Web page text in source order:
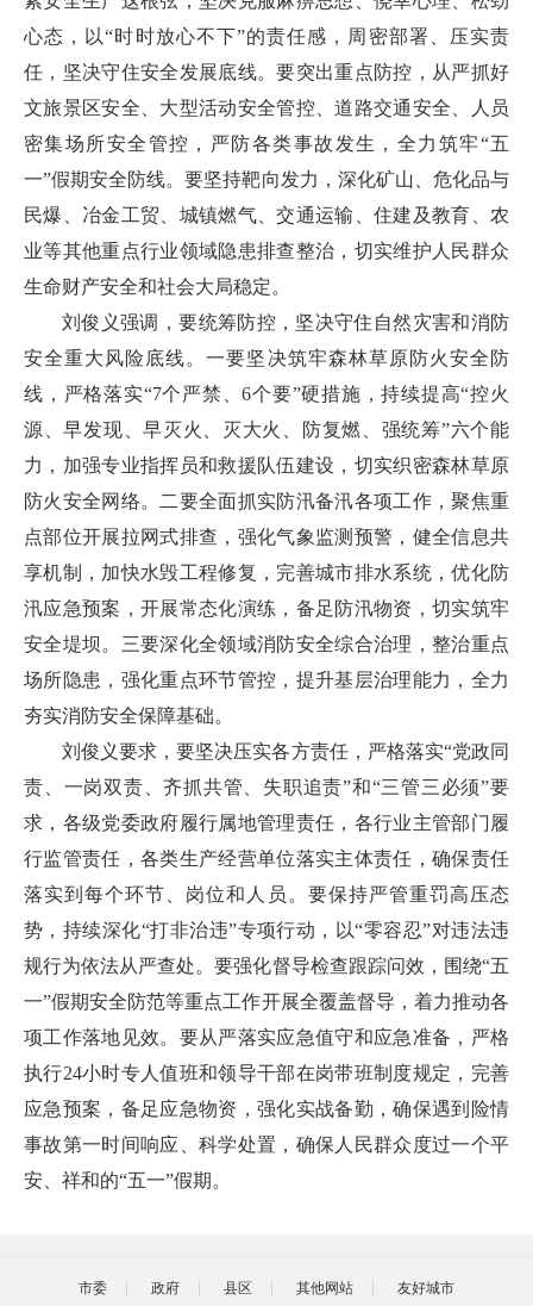
心态，以“时时放心不下”的责任感，周密部署、压实责
任，坚决守住安全发展底线。要突出重点防控，从严抓好
文旅景区安全、大型活动安全管控、道路交通安全、人员
密集场所安全管控，严防各类事故发生，全力筑牢“五
一”假期安全防线。要坚持靶向发力，深化矿山、危化品与
民爆、冶金工贸、城镇燃气、交通运输、住建及教育、农
业等其他重点行业领域隐患排查整治，切实维护人民群众
生命财产安全和社会大局稳定。
刘俊义强调，要统筹防控，坚决守住自然灾害和消防
安全重大风险底线。一要坚决筑牢森林草原防火安全防
线，严格落实“7个严禁、6个要”硬措施，持续提高“控火
源、早发现、早灭火、灭大火、防复燃、强统筹”六个能
力，加强专业指挥员和救援队伍建设，切实织密森林草原
防火安全网络。二要全面抓实防汛备汛各项工作，聚焦重
点部位开展拉网式排查，强化气象监测预警，健全信息共
享机制，加快水毁工程修复，完善城市排水系统，优化防
汛应急预案，开展常态化演练，备足防汛物资，切实筑牢
安全堤坝。三要深化全领域消防安全综合治理，整治重点
场所隐患，强化重点环节管控，提升基层治理能力，全力
夯实消防安全保障基础。
刘俊义要求，要坚决压实各方责任，严格落实“党政同
责、一岗双责、齐抓共管、失职追责”和“三管三必须”要
求，各级党委政府履行属地管理责任，各行业主管部门履
行监管责任，各类生产经营单位落实主体责任，确保责任
落实到每个环节、岗位和人员。要保持严管重罚高压态
势，持续深化“打非治违”专项行动，以“零容忍”对违法违
规行为依法从严查处。要强化督导检查跟踪问效，围绕“五
一”假期安全防范等重点工作开展全覆盖督导，着力推动各
项工作落地见效。要从严落实应急值守和应急准备，严格
执行24小时专人值班和领导干部在岗带班制度规定，完善
应急预案，备足应急物资，强化实战备勤，确保遇到险情
事故第一时间响应、科学处置，确保人民群众度过一个平
安、祥和的“五一”假期。
市委 政府 县区 其他网站 友好城市